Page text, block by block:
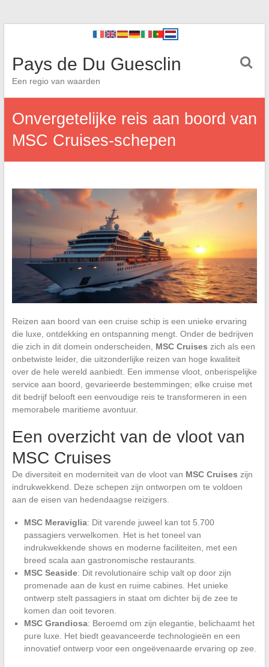
Pays de Du Guesclin
Een regio van waarden
Onvergetelijke reis aan boord van
MSC Cruises-schepen
Reizen aan boord van een cruise schip is een unieke ervaring
die luxe, ontdekking en ontspanning mengt. Onder de bedrijven
die zich in dit domein onderscheiden, MSC Cruises zich als een
onbetwiste leider, die uitzonderlijke reizen van hoge kwaliteit
over de hele wereld aanbiedt. Een immense vloot, onberispelijke
service aan boord, gevarieerde bestemmingen; elke cruise met
dit bedrijf belooft een eenvoudige reis te transformeren in een
memorabele maritieme avontuur.
Een overzicht van de vloot van
MSC Cruises
De diversiteit en moderniteit van de vloot van MSC Cruises zijn
indrukwekkend. Deze schepen zijn ontworpen om te voldoen
aan de eisen van hedendaagse reizigers.
MSC Meraviglia: Dit varende juweel kan tot 5.700
passagiers verwelkomen. Het is het toneel van
indrukwekkende shows en moderne faciliteiten, met een
breed scala aan gastronomische restaurants.
MSC Seaside: Dit revolutionaire schip valt op door zijn
promenade aan de kust en ruime cabines. Het unieke
ontwerp stelt passagiers in staat om dichter bij de zee te
komen dan ooit tevoren.
MSC Grandiosa: Beroemd om zijn elegantie, belichaamt het
pure luxe. Het biedt geavanceerde technologieën en een
innovatief ontwerp voor een ongeëvenaarde ervaring op zee.